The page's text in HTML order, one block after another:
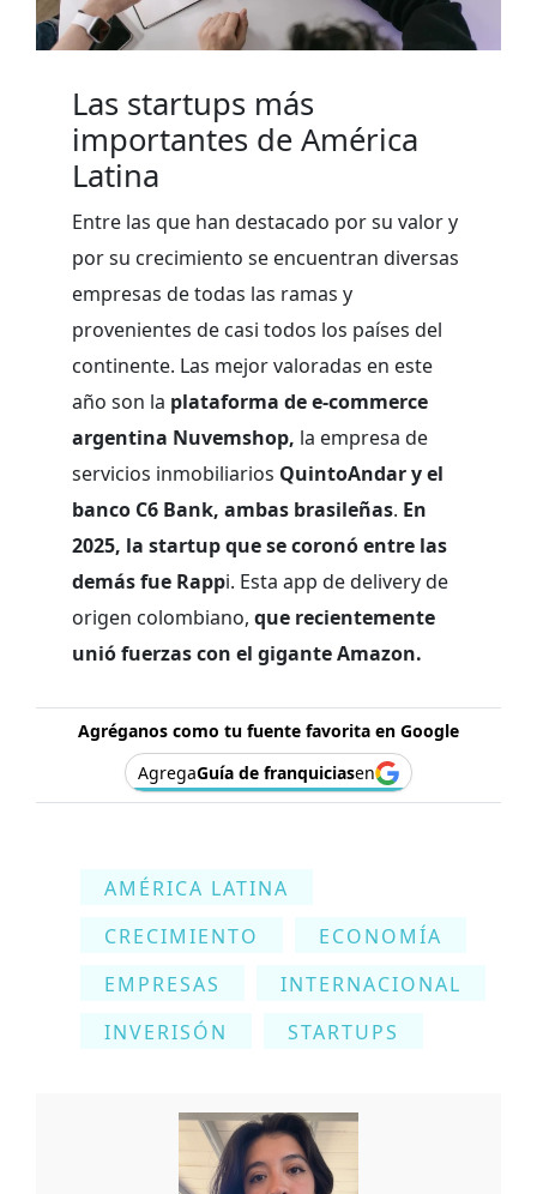
Las startups más
importantes de América
Latina
Entre las que han destacado por su valor y
por su crecimiento se encuentran diversas
empresas de todas las ramas y
provenientes de casi todos los países del
continente. Las mejor valoradas en este
año son la plataforma de e-commerce
argentina Nuvemshop, la empresa de
servicios inmobiliarios QuintoAndar y el
banco C6 Bank, ambas brasileñas. En
2025, la startup que se coronó entre las
demás fue Rappi. Esta app de delivery de
origen colombiano, que recientemente
unió fuerzas con el gigante Amazon.
Agréganos como tu fuente favorita en Google
AgregaGuía de franquiciasen
AMÉRICA LATINA
CRECIMIENTO
ECONOMÍA
EMPRESAS
INTERNACIONAL
INVERISÓN
STARTUPS